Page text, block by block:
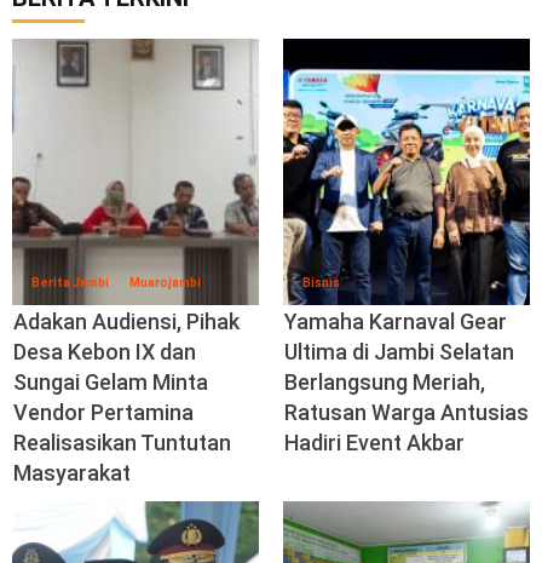
Berita Jambi Muarojambi
Adakan Audiensi, Pihak
Desa Kebon IX dan
Sungai Gelam Minta
Vendor Pertamina
Realisasikan Tuntutan
Masyarakat
Bisnis
Yamaha Karnaval Gear
Ultima di Jambi Selatan
Berlangsung Meriah,
Ratusan Warga Antusias
Hadiri Event Akbar